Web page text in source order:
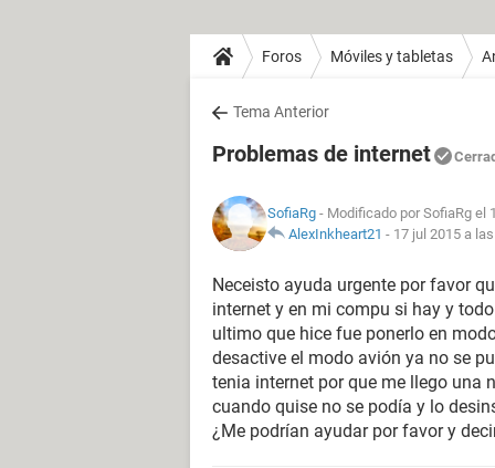
Foros Móviles y tabletas
Tema Anterior
Problemas de internet
SofiaRg - Modificado por SofiaRg el
AlexInkheart21 - 17 jul 2015 a
Neceisto ayuda urgente por favor
internet y en mi compu si hay y
ultimo que hice fue ponerlo en
desactive el modo avión ya no se
tenia internet por que me llego una
cuando quise no se podía y lo
¿Me podrían ayudar por favor y